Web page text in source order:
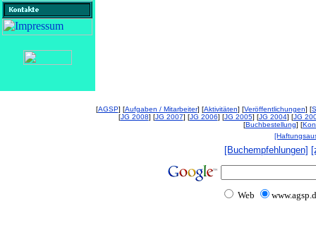
[AGSP] [Aufgaben / Mitarbeiter] [Aktivitäten] [Veröffentlichungen] [
[JG 2008] [JG 2007] [JG 2006] [JG 2005] [JG 2004] [JG
[Buchbestellung] [
[Buchempfehlungen]
Web